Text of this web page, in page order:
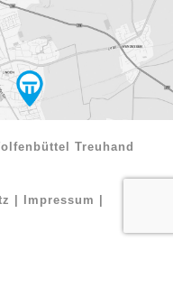
Treuhand
Impressum